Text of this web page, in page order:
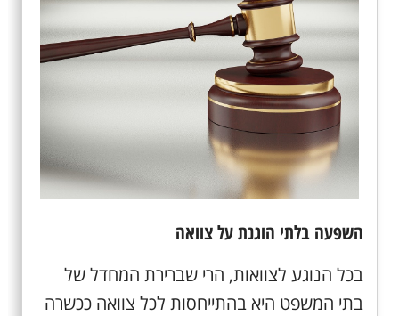
השפעה בלתי הוגנת על צוואה
בכל הנוגע לצוואות, הרי שברירת המחדל של
בתי המשפט היא בהתייחסות לכל צוואה ככשרה